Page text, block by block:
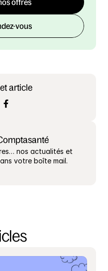
article
nos actualités et
votre boîte mail.
offres
vous